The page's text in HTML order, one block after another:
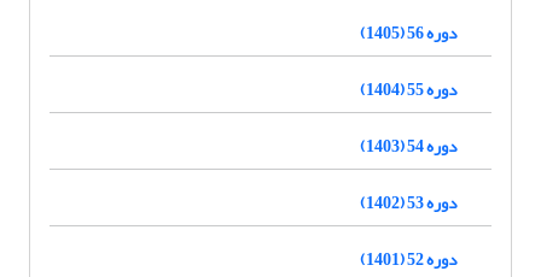
دوره 56 (1405)
دوره 55 (1404)
دوره 54 (1403)
دوره 53 (1402)
دوره 52 (1401)